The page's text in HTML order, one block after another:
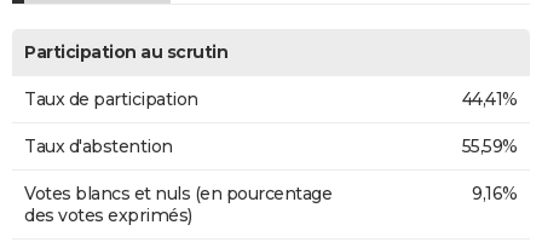
Participation au scrutin
Taux de participation 44,41%
Taux d'abstention 55,59%
Votes blancs et nuls (en pourcentage
des votes exprimés)
9,16%